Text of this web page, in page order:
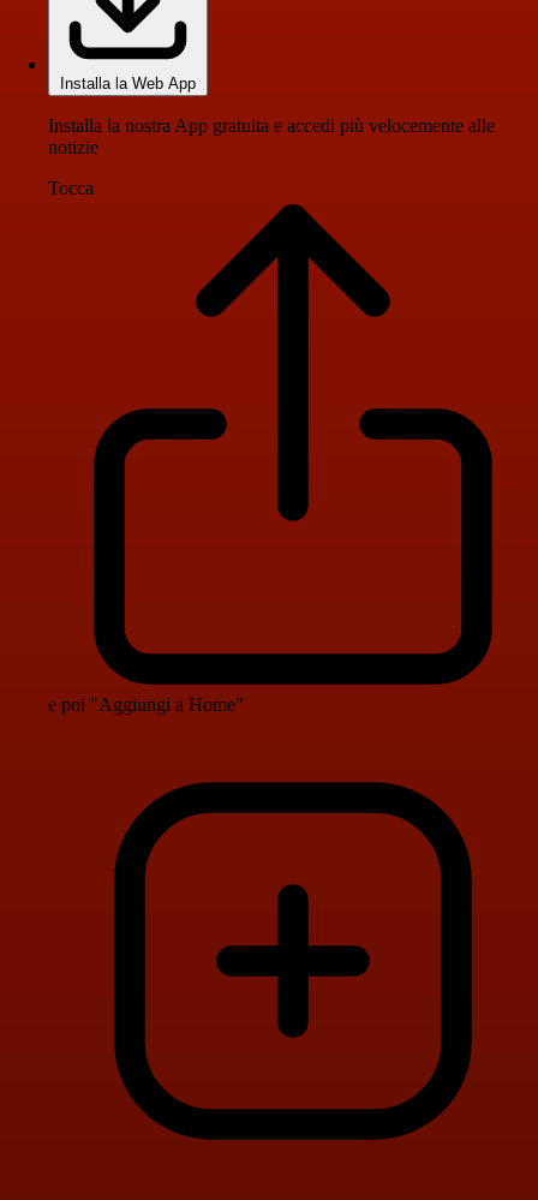
Installa la Web App
Installa la nostra App gratuita e accedi più velocemente alle
notizie
Tocca
e poi "Aggiungi a Home"